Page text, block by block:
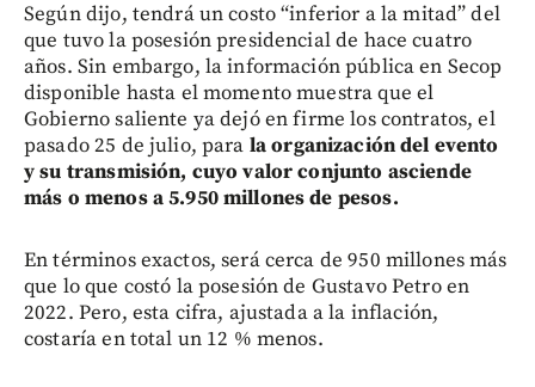
Según dijo, tendrá un costo “inferior a la mitad” del
que tuvo la posesión presidencial de hace cuatro
años. Sin embargo, la información pública en Secop
disponible hasta el momento muestra que el
Gobierno saliente ya dejó en firme los contratos, el
pasado 25 de julio, para la organización del evento
y su transmisión, cuyo valor conjunto asciende
más o menos a 5.950 millones de pesos.
En términos exactos, será cerca de 950 millones más
que lo que costó la posesión de Gustavo Petro en
2022. Pero, esta cifra, ajustada a la inflación,
costaría en total un 12 % menos.